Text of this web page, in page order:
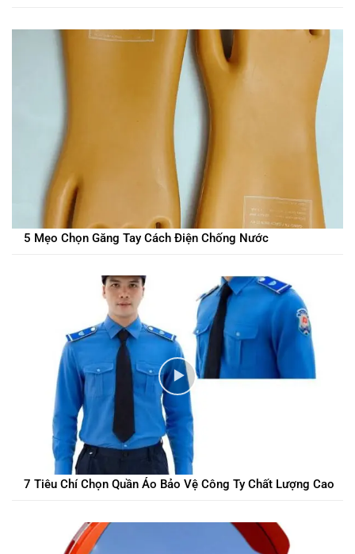
5 Mẹo Chọn Găng Tay Cách Điện Chống Nước
7 Tiêu Chí Chọn Quần Áo Bảo Vệ Công Ty Chất Lượng Cao